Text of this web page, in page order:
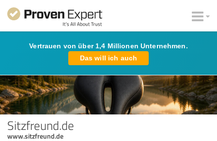
Vertrauen von über 1,4 Millionen Unternehmen.
Das will ich auch
Sitzfreund.de
www.sitzfreund.de